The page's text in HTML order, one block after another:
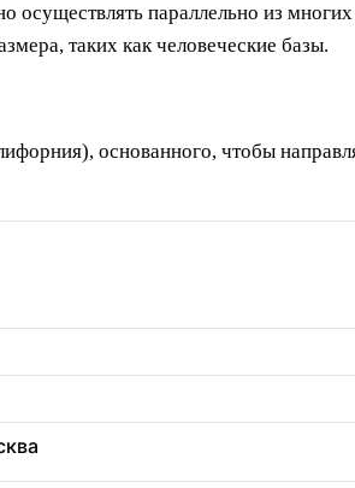
параллельно из
таких как человеческие базы.
основанного, чтобы